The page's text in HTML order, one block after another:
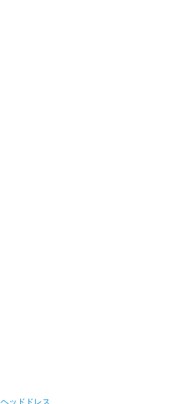
ヘッドドレス